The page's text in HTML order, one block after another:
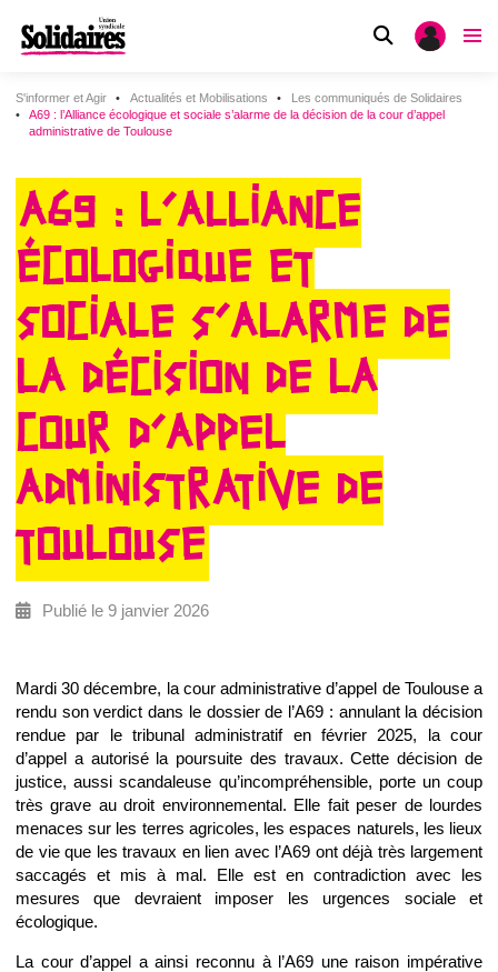
S'informer et Agir Actualités et Mobilisations
Les communiqués de Solidaires
A69 : l’Alliance écologique et sociale s’alarme de la décision de la cour d’appel
administrative de Toulouse
A69 : L’ALLIANCE
ÉCOLOGIQUE ET
SOCIALE S’ALARME DE
LA DÉCISION DE LA
COUR D’APPEL
ADMINISTRATIVE DE
TOULOUSE
Publié le 9 janvier 2026
Mardi 30 décembre, la cour administrative d’appel de Toulouse a
rendu son verdict dans le dossier de l’A69 : annulant la décision
rendue par le tribunal administratif en février 2025, la cour
d’appel a autorisé la poursuite des travaux. Cette décision de
justice, aussi scandaleuse qu’incompréhensible, porte un coup
très grave au droit environnemental. Elle fait peser de lourdes
menaces sur les terres agricoles, les espaces naturels, les lieux
de vie que les travaux en lien avec l’A69 ont déjà très largement
saccagés et mis à mal. Elle est en contradiction avec les
mesures que devraient imposer les urgences sociale et
écologique.
La cour d’appel a ainsi reconnu à l’A69 une raison impérative